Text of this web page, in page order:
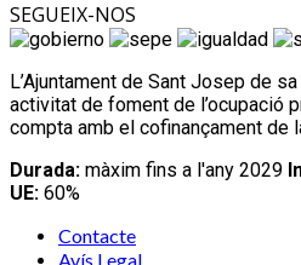
SEGUEIX-NOS
L’Ajuntament de Sant Josep de
activitat de foment de l’ocupació
compta amb el cofinançament de
Durada: màxim fins a l'any 2029
UE: 60%
Contacte
Avís Legal